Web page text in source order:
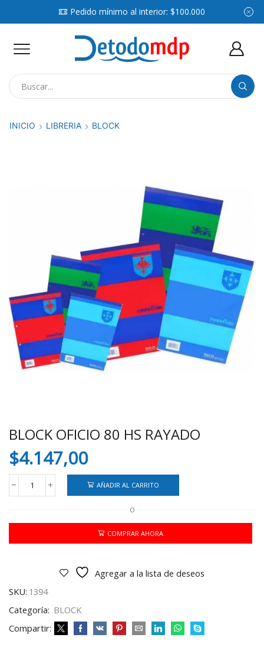
Pedido mínimo al interior: $100.000
INICIO LIBRERIA BLOCK
BLOCK OFICIO 80 HS RAYADO
$4.147,00
BLOCK
OFICIO
HS
cantidad
AÑADIR AL CARRITO
O
COMPRAR AHORA
Agregar a la lista de deseos
SKU: 1394
Categoría: BLOCK
Compartir: